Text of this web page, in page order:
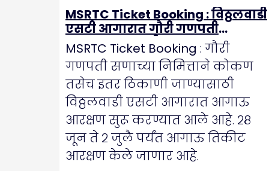
MSRTC Ticket Booking : विठ्ठलवाडी
एसटी आगारात गौरी गणपती
आरक्षणाला झाली सुरुवात
MSRTC Ticket Booking : गौरी
गणपती सणाच्या निमित्ताने कोकण
तसेच इतर ठिकाणी जाण्यासाठी
विठ्ठलवाडी एसटी आगारात आगाऊ
आरक्षण सुरू करण्यात आले आहे. २८
जून ते २ जुलै पर्यंत आगाऊ तिकीट
आरक्षण केले जाणार आहे.